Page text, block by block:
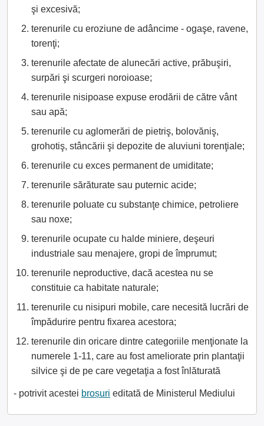
şi excesivă;
terenurile cu eroziune de adâncime - ogaşe, ravene,
torenţi;
terenurile afectate de alunecări active, prăbuşiri,
surpări şi scurgeri noroioase;
terenurile nisipoase expuse erodării de către vânt
sau apă;
terenurile cu aglomerări de pietriş, bolovăniş,
grohotiş, stâncării şi depozite de aluviuni torenţiale;
terenurile cu exces permanent de umiditate;
terenurile sărăturate sau puternic acide;
terenurile poluate cu substanţe chimice, petroliere
sau noxe;
terenurile ocupate cu halde miniere, deşeuri
industriale sau menajere, gropi de împrumut;
terenurile neproductive, dacă acestea nu se
constituie ca habitate naturale;
terenurile cu nisipuri mobile, care necesită lucrări de
împădurire pentru fixarea acestora;
terenurile din oricare dintre categoriile menţionate la
numerele 1-11, care au fost ameliorate prin plantaţii
silvice şi de pe care vegetaţia a fost înlăturată
- potrivit acestei broșuri editată de Ministerul Mediului